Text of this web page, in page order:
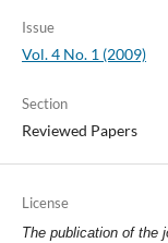
Issue
Vol. 4 No. 1 (2009)
Section
Reviewed Papers
License
The publication of the